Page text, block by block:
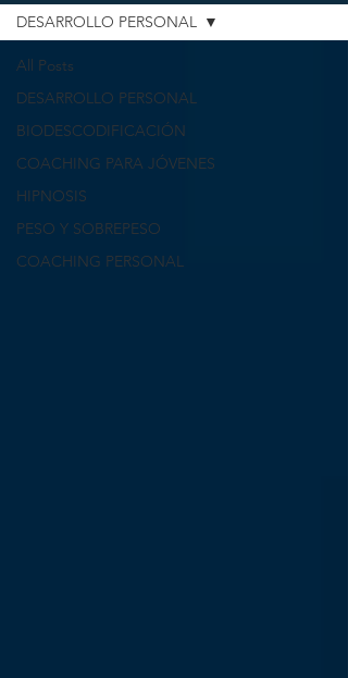
All Posts
DESARROLLO PERSONAL
BIODESCODIFICACIÓN
COACHING PARA JÓVENES
HIPNOSIS
PESO Y SOBREPESO
COACHING PERSONAL
DESARROLLO PERSONAL